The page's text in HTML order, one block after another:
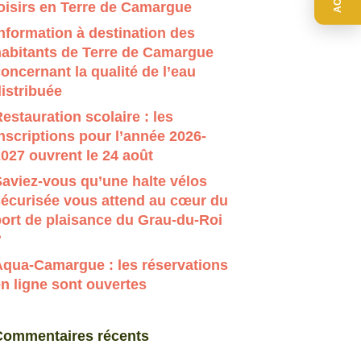
entrer pour aller à la page désirée.
en Terre de Camargue
à destination des
de Terre de Camargue
la qualité de l’eau
scolaire : les
pour l’année 2026-
ouvrent le 24 août
vous qu’une halte vélos
vous attend au cœur du
de plaisance du Grau-du-Roi
Camargue : les réservations
ligne sont ouvertes
récents